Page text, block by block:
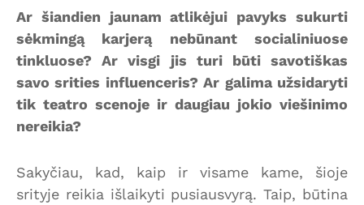
Ar šiandien jaunam atlikėjui pavyks sukurti
sėkmingą karjerą nebūnant socialiniuose
tinkluose? Ar visgi jis turi būti savotiškas
savo srities influenceris? Ar galima užsidaryti
tik teatro scenoje ir daugiau jokio viešinimo
nereikia?
Sakyčiau, kad, kaip ir visame kame, šioje
srityje reikia išlaikyti pusiausvyrą. Taip, būtina